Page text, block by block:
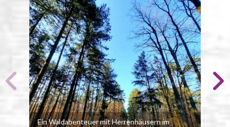
Ein Waldabenteuer mit Herrenhäusern im